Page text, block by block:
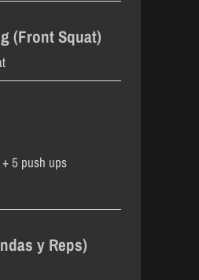
(Front Squat)
5 push ups
y Reps)